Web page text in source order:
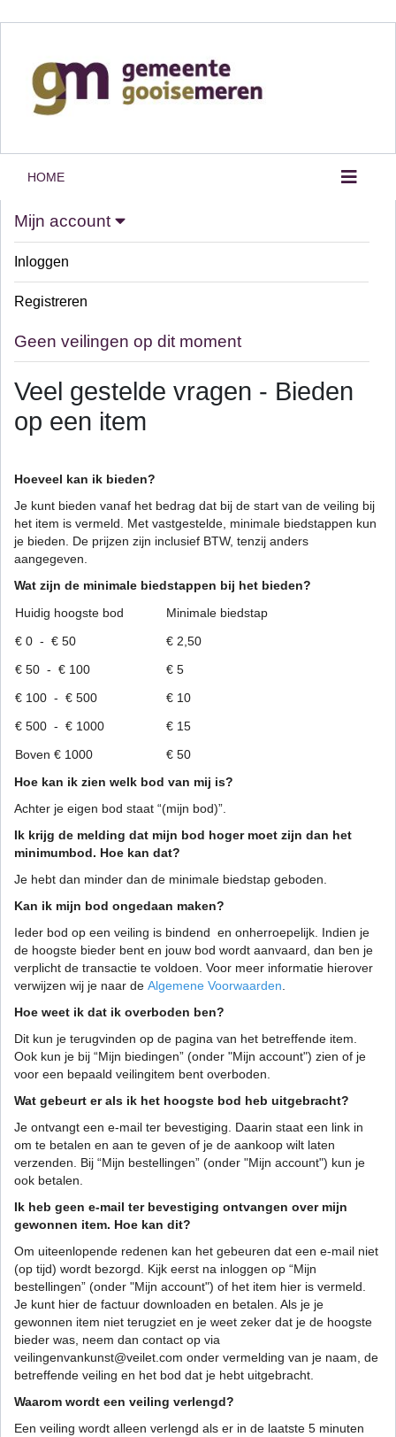
HOME
Mijn account
Inloggen
Registreren
Geen veilingen op dit moment
Veel gestelde vragen - Bieden
op een item
Hoeveel kan ik bieden?
Je kunt bieden vanaf het bedrag dat bij de start van de veiling bij
het item is vermeld. Met vastgestelde, minimale biedstappen kun
je bieden. De prijzen zijn inclusief BTW, tenzij anders
aangegeven.
Wat zijn de minimale biedstappen bij het bieden?
Huidig hoogste bod
Minimale biedstap
€ 0 - € 50
€ 2,50
€ 50 - € 100
€ 5
€ 100 - € 500
€ 10
€ 500 - € 1000
€ 15
Boven € 1000
€ 50
Hoe kan ik zien welk bod van mij is?
Achter je eigen bod staat “(mijn bod)”.
Ik krijg de melding dat mijn bod hoger moet zijn dan het
minimumbod. Hoe kan dat?
Je hebt dan minder dan de minimale biedstap geboden.
Kan ik mijn bod ongedaan maken?
Ieder bod op een veiling is bindend en onherroepelijk. Indien je
de hoogste bieder bent en jouw bod wordt aanvaard, dan ben je
verplicht de transactie te voldoen. Voor meer informatie hierover
verwijzen wij je naar de Algemene Voorwaarden.
Hoe weet ik dat ik overboden ben?
Dit kun je terugvinden op de pagina van het betreffende item.
Ook kun je bij “Mijn biedingen” (onder "Mijn account") zien of je
voor een bepaald veilingitem bent overboden.
Wat gebeurt er als ik het hoogste bod heb uitgebracht?
Je ontvangt een e-mail ter bevestiging. Daarin staat een link in
om te betalen en aan te geven of je de aankoop wilt laten
verzenden. Bij “Mijn bestellingen” (onder "Mijn account") kun je
ook betalen.
Ik heb geen e-mail ter bevestiging ontvangen over mijn
gewonnen item. Hoe kan dit?
Om uiteenlopende redenen kan het gebeuren dat een e-mail niet
(op tijd) wordt bezorgd. Kijk eerst na inloggen op “Mijn
bestellingen” (onder "Mijn account") of het item hier is vermeld.
Je kunt hier de factuur downloaden en betalen. Als je je
gewonnen item niet terugziet en je weet zeker dat je de hoogste
bieder was, neem dan contact op via
veilingenvankunst@veilet.com onder vermelding van je naam, de
betreffende veiling en het bod dat je hebt uitgebracht.
Waarom wordt een veiling verlengd?
Een veiling wordt alleen verlengd als er in de laatste 5 minuten